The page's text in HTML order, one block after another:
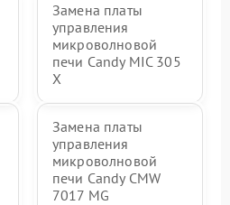
Замена платы
управления
микроволновой
печи Candy MIC 305
X
Замена платы
управления
микроволновой
печи Candy CMW
7017 MG